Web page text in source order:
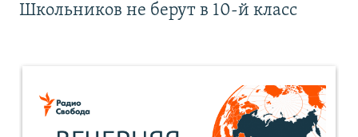
Школьников не берут в 10-й класс